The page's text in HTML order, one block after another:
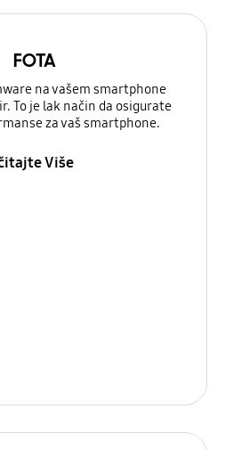
FOTA
na vašem smartphone
To je lak način da osigurate
za vaš smartphone.
Više